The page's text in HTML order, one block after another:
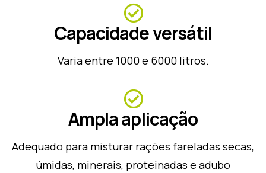
Capacidade versátil
Varia entre 1000 e 6000 litros.
Ampla aplicação
Adequado para misturar rações fareladas secas,
úmidas, minerais, proteinadas e adubo